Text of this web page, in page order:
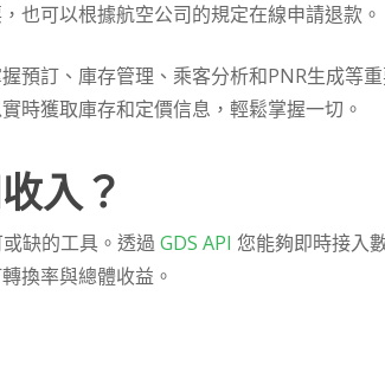
也可以根據航空公司的規定在線申請退款。
預訂、庫存管理、乘客分析和PNR生成等
時獲取庫存和定價信息，輕鬆掌握一切。
入？
缺的工具。透過 GDS API 您能夠即時接入
換率與總體收益。